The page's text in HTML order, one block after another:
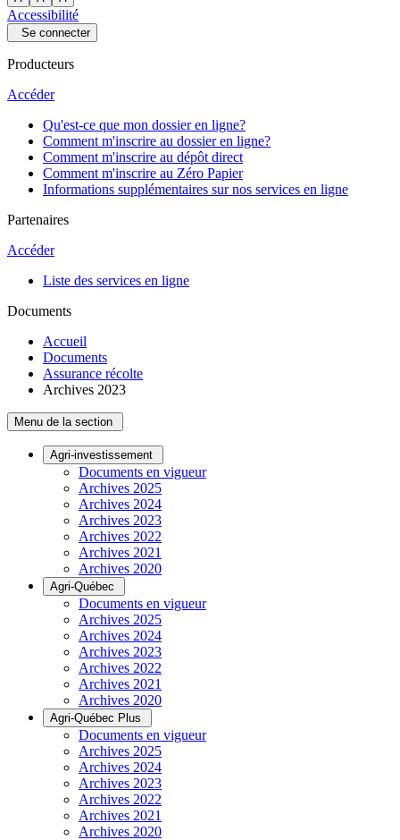
Accessibilité
Se connecter
Producteurs
Accéder
Qu'est-ce que mon dossier en ligne?
Comment m'inscrire au dossier en ligne?
Comment m'inscrire au dépôt direct
Comment m'inscrire au Zéro Papier
Informations supplémentaires sur nos services en ligne
Partenaires
Accéder
Liste des services en ligne
Documents
Accueil
Documents
Assurance récolte
Archives 2023
Menu de la section
Agri-investissement
Documents en vigueur
Archives 2025
Archives 2024
Archives 2023
Archives 2022
Archives 2021
Archives 2020
Agri-Québec
Documents en vigueur
Archives 2025
Archives 2024
Archives 2023
Archives 2022
Archives 2021
Archives 2020
Agri-Québec Plus
Documents en vigueur
Archives 2025
Archives 2024
Archives 2023
Archives 2022
Archives 2021
Archives 2020